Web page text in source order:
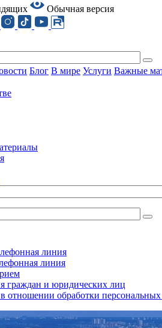
Обычная версия
Блог В мире Услуги Важные
линия
линия
граждан и юридических лиц
отношении обработки